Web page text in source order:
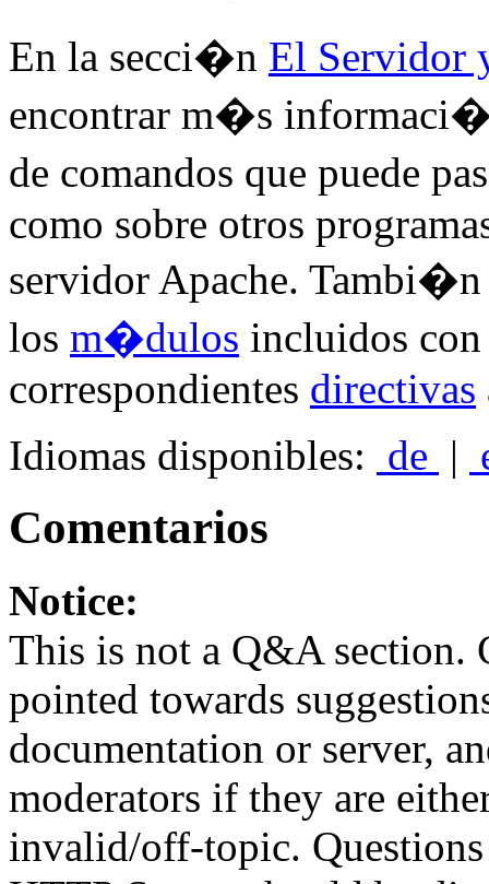
En la secci�n El Servidor
encontrar m�s
de comandos que puede
como sobre otros
servidor Apache.
los m�dulos incluidos
correspondientes directivas
Idiomas disponibles: de |
Comentarios
Notice:
This is not a Q&A section.
pointed towards
documentation or server,
moderators if they are
invalid/off-topic.